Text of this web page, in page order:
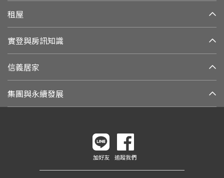
租屋
實登與房訊知識
信義居家
集團與永續發展
加好友 追蹤我們